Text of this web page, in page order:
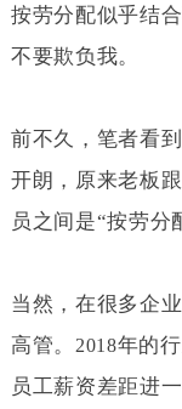
按劳分配似乎结
不要欺负我。
前不久，笔者看
开朗，原来老板
员之间是“按劳分
当然，在很多企
高管。
2018年的
员工薪资差距进